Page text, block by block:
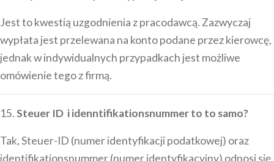
Jest to kwestią uzgodnienia z pracodawcą. Zazwyczaj
wypłata jest przelewana na konto podane przez kierowcę,
jednak w indywidualnych przypadkach jest możliwe
omówienie tego z firmą.
15.Steuer ID i idenntifikationsnummer to to samo?
Tak, Steuer-ID (numer identyfikacji podatkowej) oraz
identifikationsnummer (numer identyfikacyjny) odnosi się